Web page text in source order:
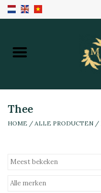
Home
Nieuw Binnen
Alle Producten
Thee
HOME / ALLE PRODUCTEN /